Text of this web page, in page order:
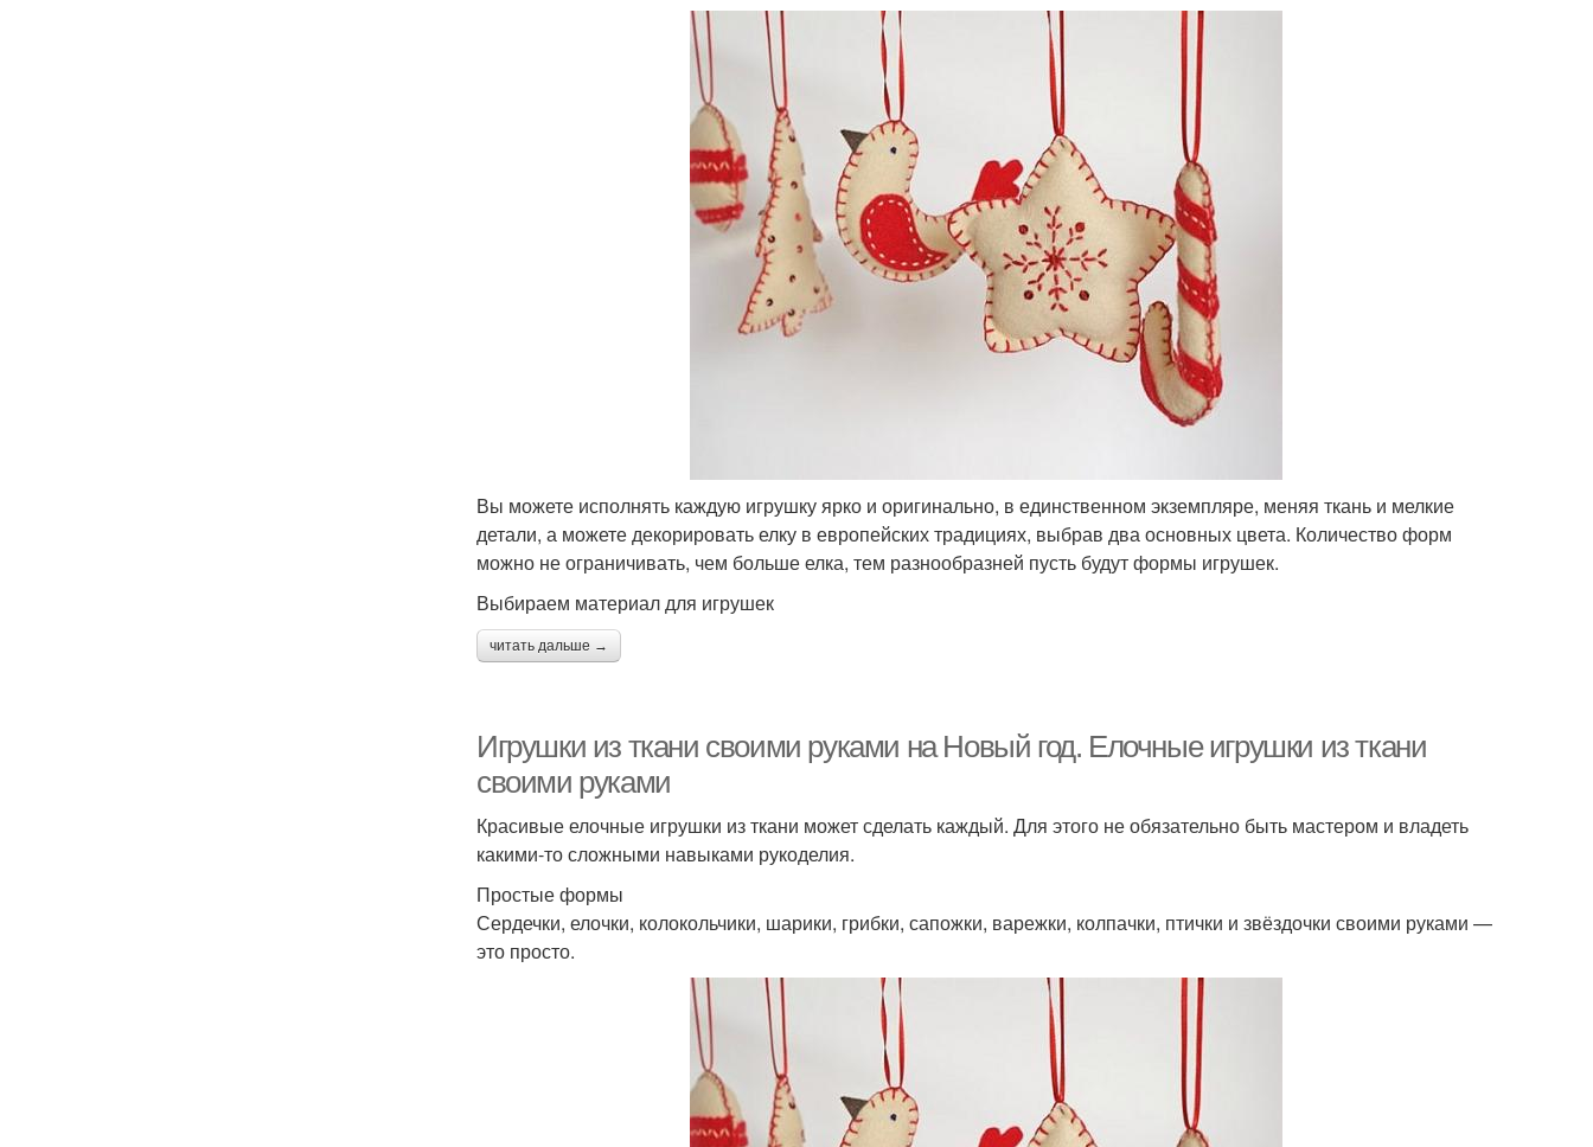
Вы можете исполнять каждую игрушку ярко и оригинально, в единственном экземпляре, меняя ткань и мелкие
детали, а можете декорировать елку в европейских традициях, выбрав два основных цвета. Количество форм
можно не ограничивать, чем больше елка, тем разнообразней пусть будут формы игрушек.
Выбираем материал для игрушек
читать дальше →
Игрушки из ткани своими руками на Новый год. Елочные игрушки из ткани
своими руками
Красивые елочные игрушки из ткани может сделать каждый. Для этого не обязательно быть мастером и владеть
какими-то сложными навыками рукоделия.
Простые формы
Сердечки, елочки, колокольчики, шарики, грибки, сапожки, варежки, колпачки, птички и звёздочки своими руками —
это просто.